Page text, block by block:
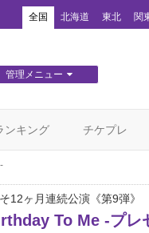
全国 北海道 東北 関
管理メニュー
ンキング チケプレ
12ヶ月連続公演《第9弾》
To Me -プレ